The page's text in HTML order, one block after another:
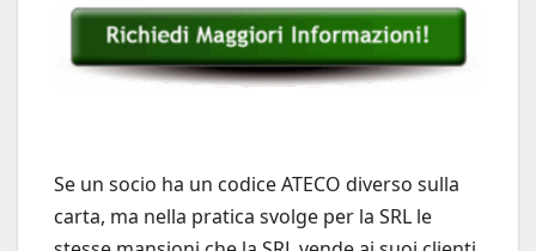
Se un socio ha un codice ATECO diverso sulla
carta, ma nella pratica svolge per la SRL le